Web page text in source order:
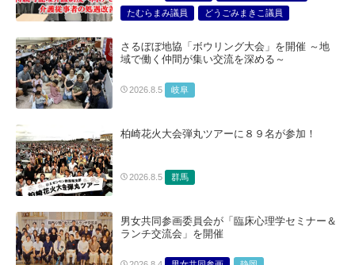
たむらまみ議員
どうごみまきこ議員
さるぼぼ地協「ボウリング大会」を開催 ～地
域で働く仲間が集い交流を深める～
2026.8.5 岐阜
柏崎花火大会弾丸ツアーに８９名が参加！
2026.8.5 群馬
男女共同参画委員会が「臨床心理学セミナー＆
ランチ交流会」を開催